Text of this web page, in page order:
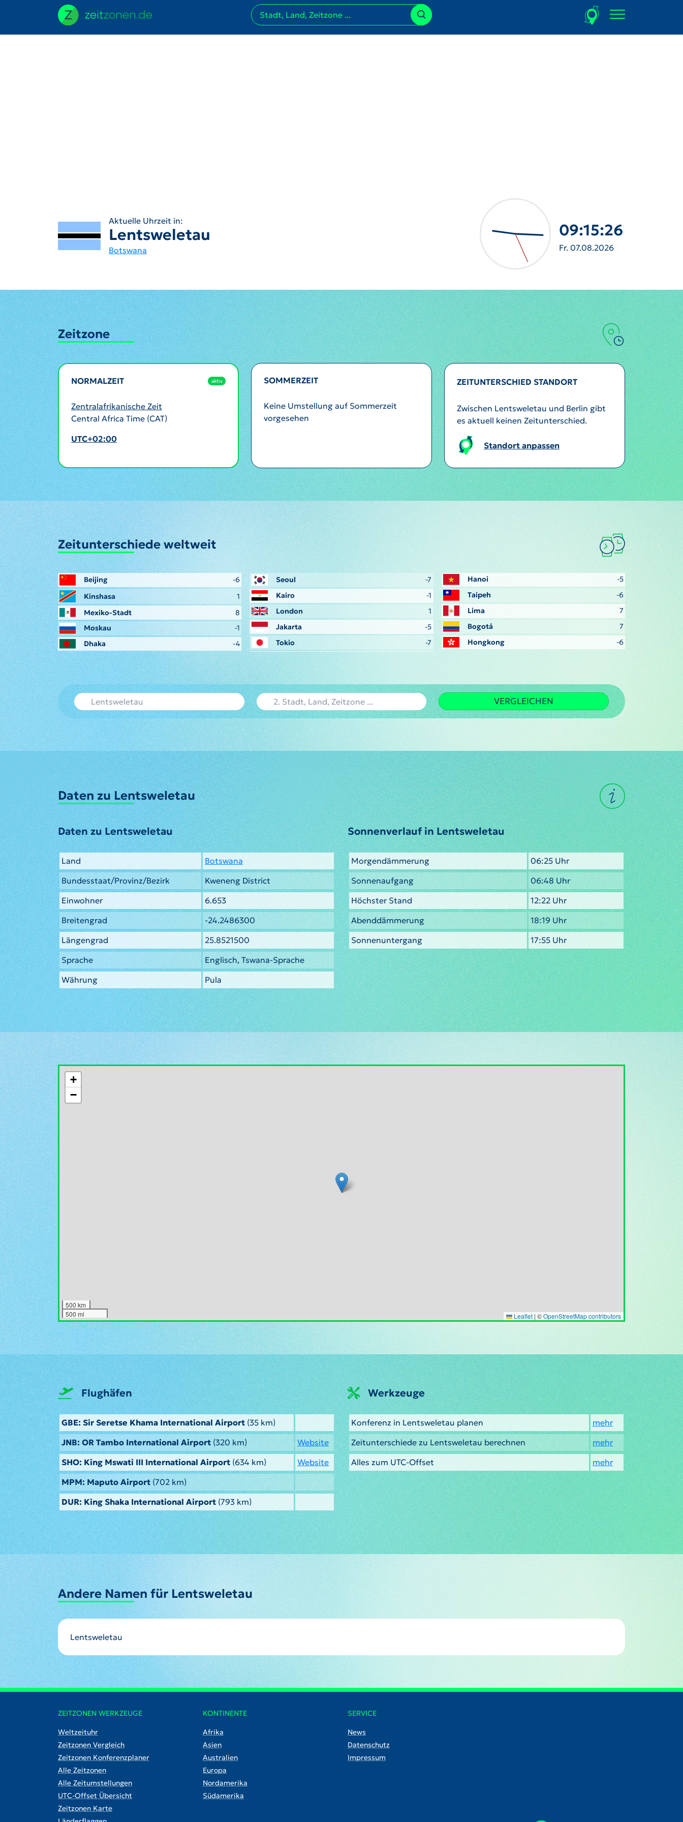
Aktuelle Uhrzeit in:
Lentsweletau
Botswana
09:15:28
Fr. 07.08.2026
Zeitzone
NORMALZEIT aktiv
Zentralafrikanische Zeit
Central Africa Time (CAT)
UTC+02:00
SOMMERZEIT
Keine Umstellung auf Sommerzeit
vorgesehen
ZEITUNTERSCHIED STANDORT
Zwischen Lentsweletau und Berlin gibt
es aktuell keinen Zeitunterschied.
Standort anpassen
Zeitunterschiede weltweit
Beijing
-6
Kinshasa
1
Mexiko-Stadt
8
Moskau
-1
Dhaka
-4
Seoul
-7
Kairo
-1
London
1
Jakarta
-5
Tokio
-7
Hanoi
-5
Taipeh
-6
Lima
7
Bogotá
7
Hongkong
-6
VERGLEICHEN
Daten zu Lentsweletau
Daten zu Lentsweletau
Land
Botswana
Bundesstaat/Provinz/Bezirk
Kweneng District
Einwohner
6.653
Breitengrad
-24.2486300
Längengrad
25.8521500
Sprache
Englisch, Tswana-Sprache
Währung
Pula
Sonnenverlauf in Lentsweletau
Morgendämmerung
06:25 Uhr
Sonnenaufgang
06:48 Uhr
Höchster Stand
12:22 Uhr
Abenddämmerung
18:19 Uhr
Sonnenuntergang
17:55 Uhr
+
−
500 km
500 mi
Leaflet | ©OpenStreetMap contributors
Flughäfen
GBE: Sir Seretse Khama International Airport (35 km)
JNB: OR Tambo International Airport(320 km)
Website
SHO: King Mswati III International Airport (634 km)
Website
MPM: Maputo Airport(702 km)
DUR: King Shaka International Airport (793 km)
Werkzeuge
Konferenz in Lentsweletau planen
mehr
Zeitunterschiede zu Lentsweletau berechnen
mehr
Alles zum UTC-Offset
mehr
Andere Namen für Lentsweletau
Lentsweletau
ZEITZONEN WERKZEUGE
Weltzeituhr
Zeitzonen Vergleich
Zeitzonen Konferenzplaner
Alle Zeitzonen
Alle Zeitumstellungen
UTC-Offset Übersicht
Zeitzonen Karte
KONTINENTE
Afrika
Asien
Australien
Europa
Nordamerika
Südamerika
SERVICE
News
Datenschutz
Impressum